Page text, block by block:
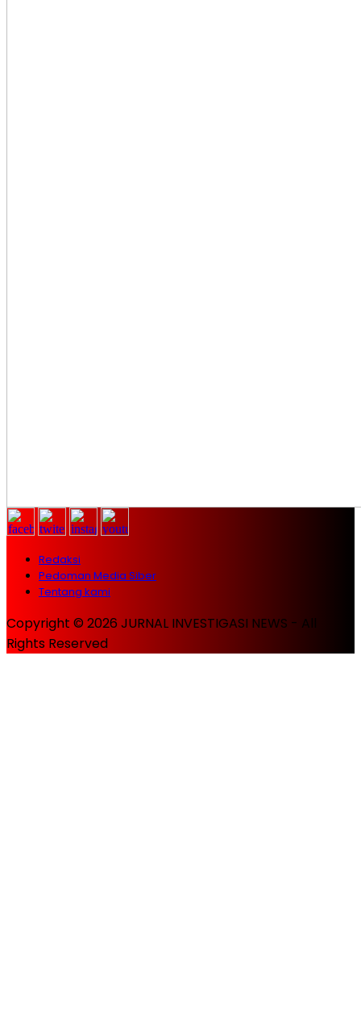
Redaksi
Pedoman Media Siber
Tentang kami
Copyright © 2026 JURNAL INVESTIGASI NEWS - All
Rights Reserved